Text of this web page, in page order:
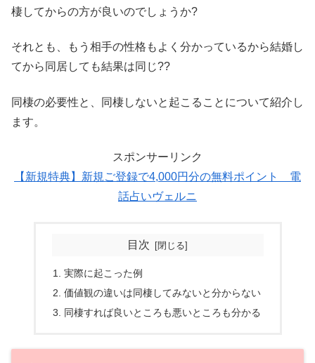
棲してからの方が良いのでしょうか?
それとも、もう相手の性格もよく分かっているから結婚し
てから同居しても結果は同じ??
同棲の必要性と、同棲しないと起こることについて紹介し
ます。
スポンサーリンク
【新規特典】新規ご登録で4,000円分の無料ポイント 電
話占いヴェルニ
目次
実際に起こった例
価値観の違いは同棲してみないと分からない
同棲すれば良いところも悪いところも分かる